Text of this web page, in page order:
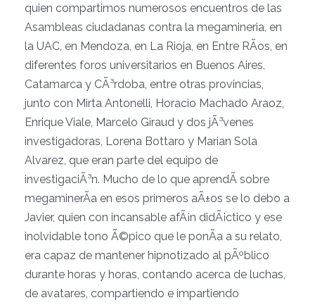
quien compartimos numerosos encuentros de las
Asambleas ciudadanas contra la megamineria, en
la UAC, en Mendoza, en La Rioja, en Entre RÃ­os, en
diferentes foros universitarios en Buenos Aires,
Catamarca y CÃ³rdoba, entre otras provincias,
junto con Mirta Antonelli, Horacio Machado Araoz,
Enrique Viale, Marcelo Giraud y dos jÃ³venes
investigadoras, Lorena Bottaro y Marian Sola
Alvarez, que eran parte del equipo de
investigaciÃ³n. Mucho de lo que aprendÃ­ sobre
megaminerÃ­a en esos primeros aÃ±os se lo debo a
Javier, quien con incansable afÃ¡n didÃ¡ctico y ese
inolvidable tono Ã©pico que le ponÃ­a a su relato,
era capaz de mantener hipnotizado al pÃºblico
durante horas y horas, contando acerca de luchas,
de avatares, compartiendo e impartiendo